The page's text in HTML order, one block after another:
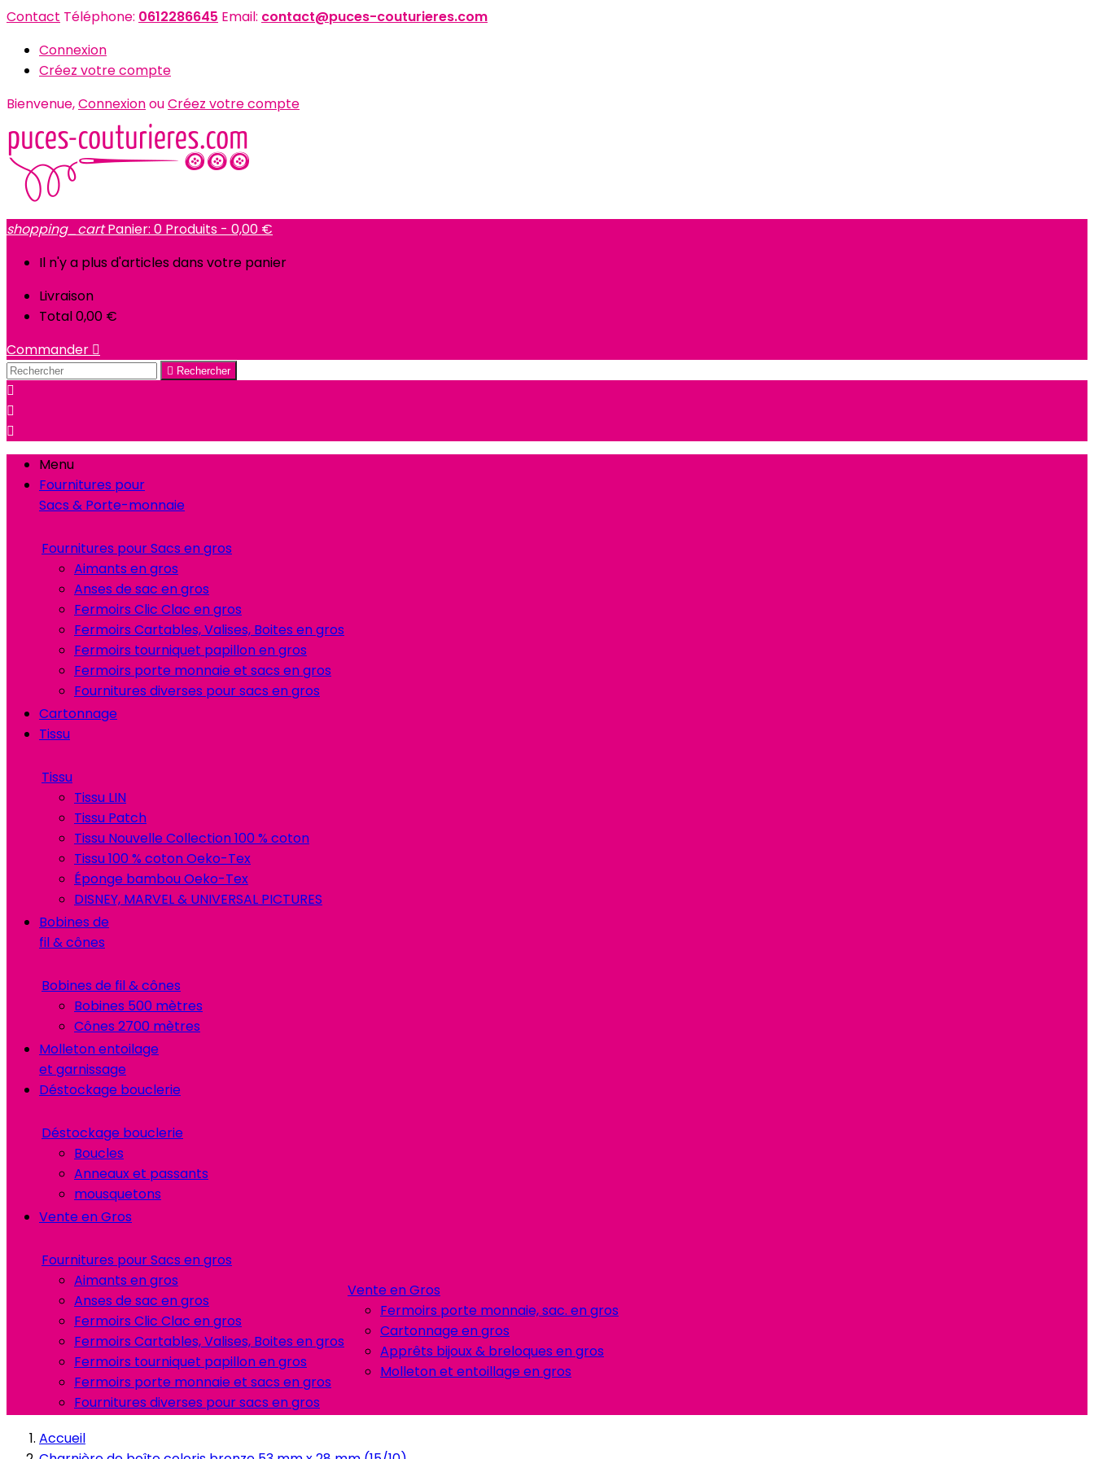
Contact Téléphone: 0612286645 Email: contact@puces-couturieres.com
Connexion
Créez votre compte
Bienvenue,ConnexionouCréez votre compte
shopping_cart Panier: 0 Produits - 0,00 €
Il n'y a plus d'articles dans votre panier
Livraison
Total0,00 €
Commander 
 Rechercher



Menu
Fournitures pour
Sacs & Porte-monnaie
Fournitures pour Sacs en gros
Aimants en gros
Anses de sac en gros
Fermoirs Clic Clac en gros
Fermoirs Cartables, Valises, Boites en gros
Fermoirs tourniquet papillon en gros
Fermoirs porte monnaie et sacs en gros
Fournitures diverses pour sacs en gros
Cartonnage
Tissu
Tissu
Tissu LIN
Tissu Patch
Tissu Nouvelle Collection 100 % coton
Tissu 100 % coton Oeko-Tex
Éponge bambou Oeko-Tex
DISNEY, MARVEL & UNIVERSAL PICTURES
Bobines de
fil & cônes
Bobines de fil & cônes
Bobines 500 mètres
Cônes 2700 mètres
Molleton entoilage
et garnissage
Déstockage bouclerie
Déstockage bouclerie
Boucles
Anneaux et passants
mousquetons
Vente en Gros
Fournitures pour Sacs en gros
Aimants en gros
Anses de sac en gros
Fermoirs Clic Clac en gros
Fermoirs Cartables, Valises, Boites en gros
Fermoirs tourniquet papillon en gros
Fermoirs porte monnaie et sacs en gros
Fournitures diverses pour sacs en gros
Vente en Gros
Fermoirs porte monnaie, sac. en gros
Cartonnage en gros
Apprêts bijoux & breloques en gros
Molleton et entoillage en gros
Accueil